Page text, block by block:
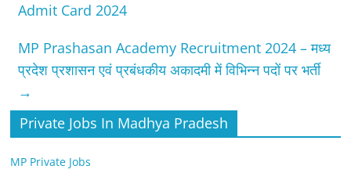
Admit Card 2024
MP Prashasan Academy Recruitment 2024 – मध्य
प्रदेश प्रशासन एवं प्रबंधकीय अकादमी में विभिन्न पदों पर भर्ती
→
Private Jobs In Madhya Pradesh
MP Private Jobs